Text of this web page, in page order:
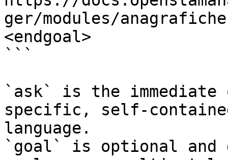
ger/modules/
<endgoal>
```
`ask` is the
specific, self-
language.
`goal` is optional and